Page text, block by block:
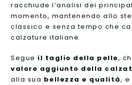
racchiude l’analisi dei
momento, mantenendo allo
classico e senza tempo che
calzature italiane.
Segue il taglio della pelle,
valore aggiunto della
alla sua bellezza e qualità,